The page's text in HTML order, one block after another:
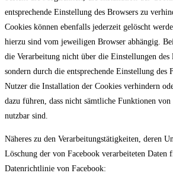
entsprechende Einstellung des Browsers zu
Cookies können ebenfalls jederzeit gelöscht
hierzu sind vom jeweiligen Browser abhängig.
die Verarbeitung nicht über die Einstellungen des
sondern durch die entsprechende Einstellung des
Nutzer die Installation der Cookies verhindern
dazu führen, dass nicht sämtliche Funktionen
nutzbar sind.
Näheres zu den Verarbeitungstätigkeiten, deren
Löschung der von Facebook verarbeiteten Daten
Datenrichtlinie von Facebook: